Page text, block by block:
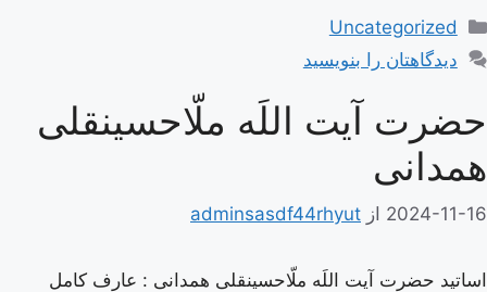
دسته‌ها
Uncategorized
دیدگاهتان را بنویسید
حضرت آیت اللَه ملّاحسینقلی
همدانی
2024-11-16 از adminsasdf44rhyut
اساتید حضرت آیت اللَه ملّاحسینقلی همدانی : عارف کامل